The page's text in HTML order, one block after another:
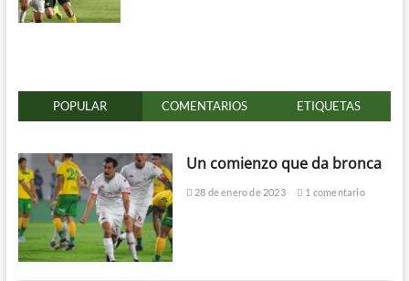
POPULAR COMENTARIOS ETIQUETAS
Un comienzo que da bronca
28 de enero de 2023 1 comentario